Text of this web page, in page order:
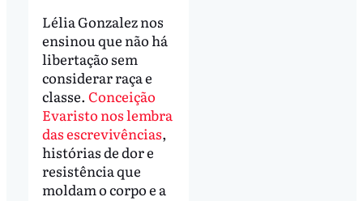
Lélia Gonzalez nos
ensinou que não há
libertação sem
considerar raça e
classe. Conceição
Evaristo nos lembra
das escrevivências,
histórias de dor e
resistência que
moldam o corpo e a